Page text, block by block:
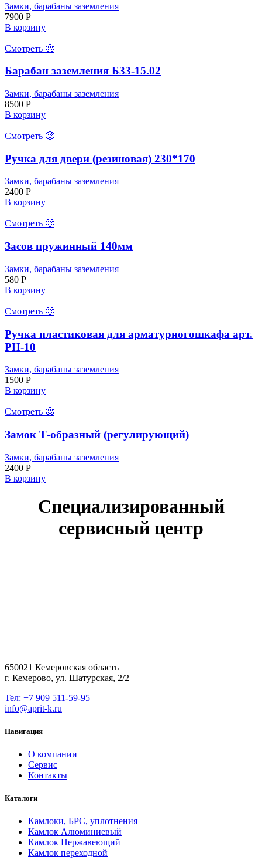
Замки, барабаны заземления
7900 Р
В корзину
Смотреть 🧐
Барабан заземления Б33-15.02
Замки, барабаны заземления
8500 Р
В корзину
Смотреть 🧐
Ручка для двери (резиновая) 230*170
Замки, барабаны заземления
2400 Р
В корзину
Смотреть 🧐
Засов пружинный 140мм
Замки, барабаны заземления
580 Р
В корзину
Смотреть 🧐
Ручка пластиковая для арматурногошкафа арт.
РН-10
Замки, барабаны заземления
1500 Р
В корзину
Смотреть 🧐
Замок Т-образный (регулирующий)
Замки, барабаны заземления
2400 Р
В корзину
Специализированный
сервисный центр
650021 Кемеровская область
г. Кемерово, ул. Шатурская, 2/2
Тел: +7 909 511-59-95
info@aprit-k.ru
Навигация
О компании
Сервис
Контакты
Каталоги
Камлоки, БРС, уплотнения
Камлок Алюминиевый
Камлок Нержавеющий
Камлок переходной